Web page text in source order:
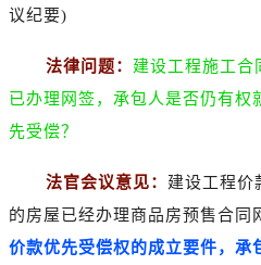
议纪要)
法律问题： 建设工程施工合
已办理网签，承包人是否仍有权
先受偿？
法官会议意见： 建设工程价
的房屋已经办理商品房预售合同
价款优先受偿权的成立要件，承